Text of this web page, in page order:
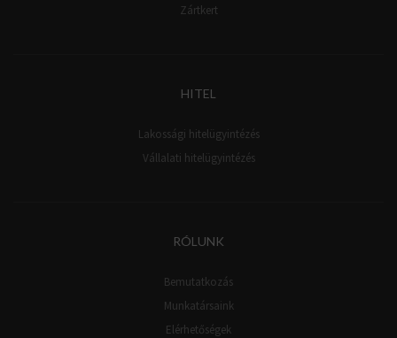
Zártkert
HITEL
Lakossági hitelügyintézés
Vállalati hitelügyintézés
RÓLUNK
Bemutatkozás
Munkatársaink
Elérhetőségek